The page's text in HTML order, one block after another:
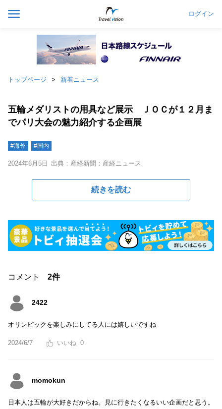
ログイン
トップページ 新着ニュース
五輪メダリストの用具など展示 ＪＯＣが１２月ま
でパリ大会の魅力紹介する企画展
#海外 #国内
2024年6月5日 出典：産経新聞：産経ニュース
続きを読む
コメント 2件
2422
オリンピックを楽しみにしてる人には嬉しいですね
2024/6/7 0
momokun
日本人は五輪が大好きだからね。見に行きたくなるいい企画だと思う。